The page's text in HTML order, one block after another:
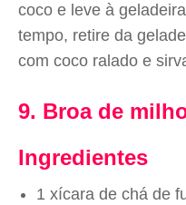
coco e leve à
tempo, retire da
com coco ralado e
9. Broa de
Ingredientes
1 xícara de chá de